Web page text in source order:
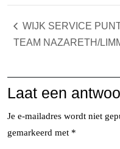
WIJK SERVICE
TEAM NAZARETH/
Laat een
Je e-mailadres wordt niet
gemarkeerd met *